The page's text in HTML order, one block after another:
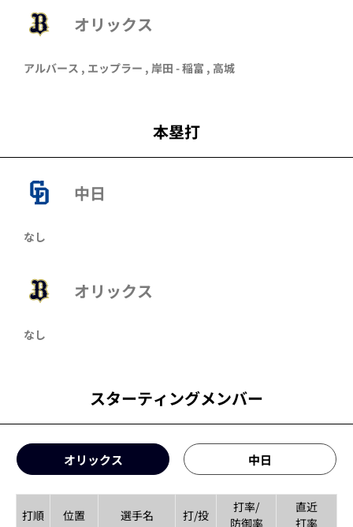
オリックス
アルバース , エップラー , 岸田 -稲富 , 高城
本塁打
中日
なし
オリックス
なし
スターティングメンバー
オリックス 中日
打順 位置 選手名 打/投
打率/
防御率
直近
打率